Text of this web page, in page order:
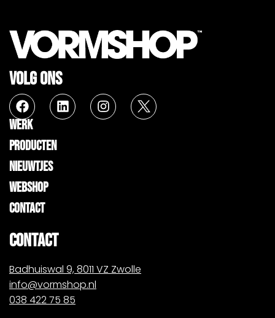
VOLG ONS
WERK
PRODUCTEN
NIEUWTJES
WEBSHOP
CONTACT
CONTACT
Badhuiswal 9, 8011 VZ Zwolle
info@vormshop.nl
038 422 75 85